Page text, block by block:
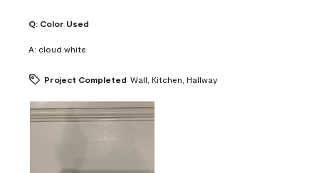
Q: Color Used
A: cloud white
Project Completed Wall, Kitchen, Hallway